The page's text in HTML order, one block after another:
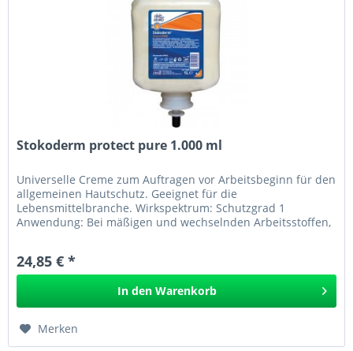
Stokoderm protect pure 1.000 ml
Universelle Creme zum Auftragen vor Arbeitsbeginn für den
allgemeinen Hautschutz. Geeignet für die
Lebensmittelbranche. Wirkspektrum: Schutzgrad 1
Anwendung: Bei mäßigen und wechselnden Arbeitsstoffen,
24,85 € *
In den Warenkorb
Merken